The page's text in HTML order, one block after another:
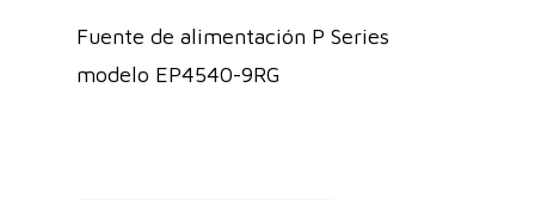
Fuente de alimentación P Series
modelo EP4540-9RG